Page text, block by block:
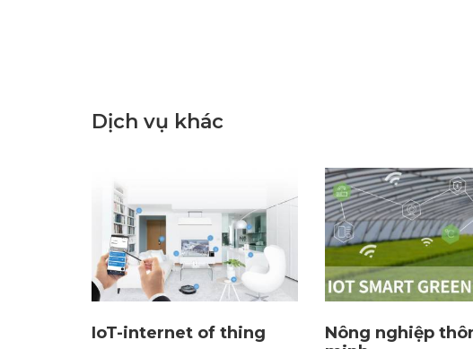
Dịch vụ khác
IoT-internet of thing
Nông nghiệp